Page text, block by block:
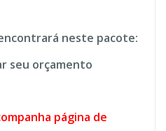
neste pacote:
seu orçamento
página de